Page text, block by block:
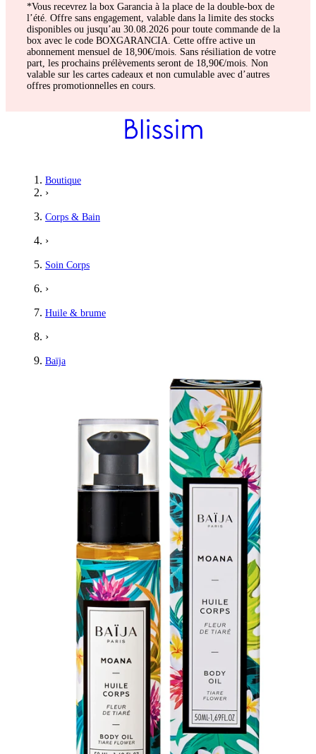
*Vous recevrez la box Garancia à la place de la double-box de
l’été. Offre sans engagement, valable dans la limite des stocks
disponibles ou jusqu’au 30.08.2026 pour toute commande de la
box avec le code BOXGARANCIA. Cette offre active un
abonnement mensuel de 18,90€/mois. Sans résiliation de votre
part, les prochains prélèvements seront de 18,90€/mois. Non
valable sur les cartes cadeaux et non cumulable avec d’autres
offres promotionnelles en cours.
Boutique
›
Corps & Bain
›
Soin Corps
›
Huile & brume
›
Baïja